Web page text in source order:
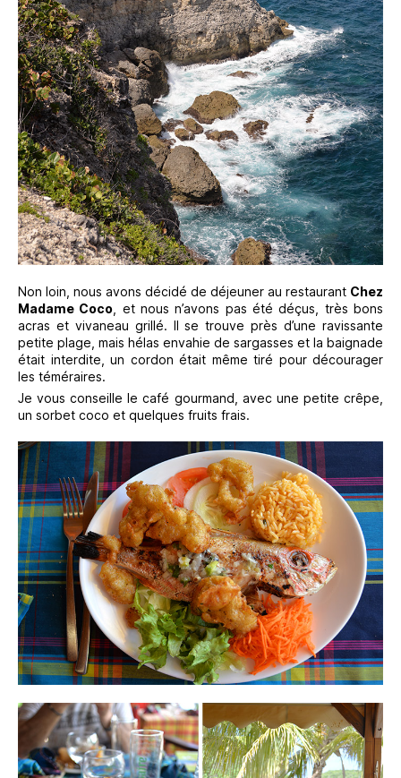
Non loin, nous avons décidé de déjeuner au restaurant Chez
Madame Coco , et nous n’avons pas été déçus, très bons
acras et vivaneau grillé. Il se trouve près d’une ravissante
petite plage, mais hélas envahie de sargasses et la baignade
était interdite, un cordon était même tiré pour décourager
les téméraires.
Je vous conseille le café gourmand, avec une petite crêpe,
un sorbet coco et quelques fruits frais.